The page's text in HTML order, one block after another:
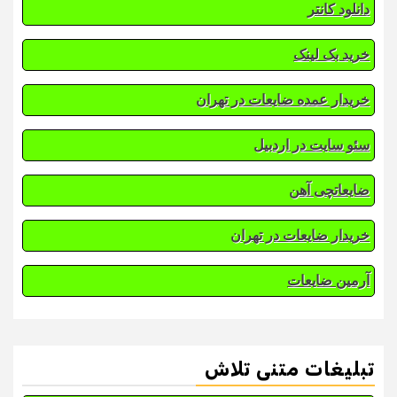
دانلود کانتر
خرید بک لینک
خریدار عمده ضایعات در تهران
سئو سایت در اردبیل
ضایعاتچی آهن
خریدار ضایعات در تهران
آرمین ضایعات
تبلیغات متنی تلاش